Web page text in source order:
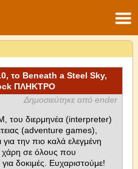
το Beneath a Steel Sky,
ΠΛΗΚΤΡΟ
Δημοσιεύτηκε από ender
του διερμηνέα (interpreter)
(adventure games),
την πιο καλά ελεγμένη
σε όλους που
δοκιμές. Ευχαριστούμε!